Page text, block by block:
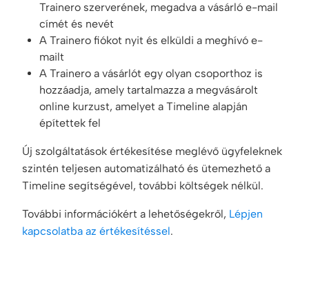
Trainero szerverének, megadva a vásárló e-mail
címét és nevét
A Trainero fiókot nyit és elküldi a meghívó e-
mailt
A Trainero a vásárlót egy olyan csoporthoz is
hozzáadja, amely tartalmazza a megvásárolt
online kurzust, amelyet a Timeline alapján
építettek fel
Új szolgáltatások értékesítése meglévő ügyfeleknek
szintén teljesen automatizálható és ütemezhető a
Timeline segítségével, további költségek nélkül.
További információkért a lehetőségekről, Lépjen
kapcsolatba az értékesítéssel.